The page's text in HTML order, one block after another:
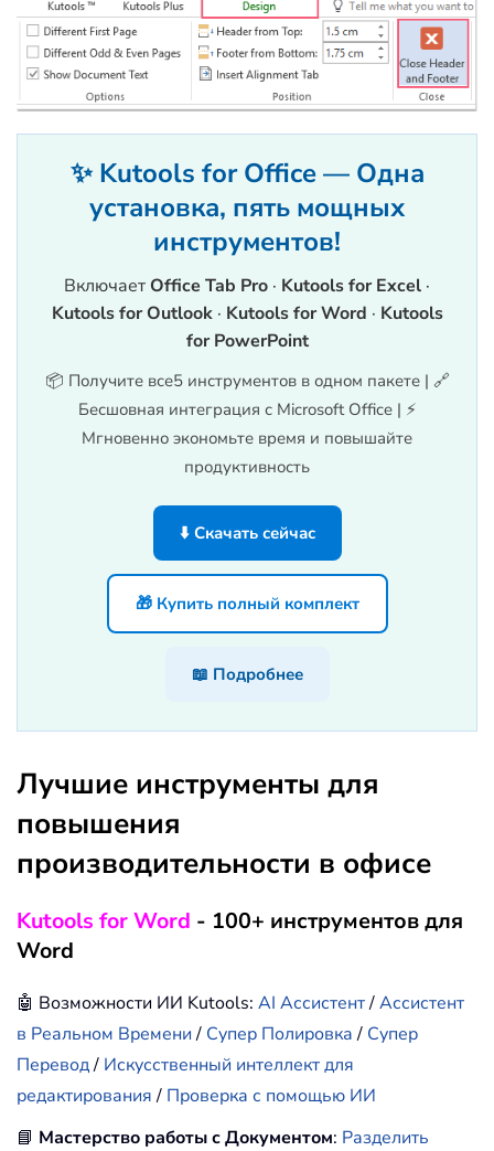
✨ Kutools for Office — Одна
установка, пять мощных
инструментов!
ВключаетOffice Tab Pro · Kutools for Excel ·
Kutools for Outlook· Kutools for Word · Kutools
for PowerPoint
📦 Получите все5 инструментов в одном пакете | 🔗
Бесшовная интеграция с Microsoft Office | ⚡
Мгновенно экономьте время и повышайте
продуктивность
⬇️ Скачать сейчас
🎁 Купить полный комплект
📖 Подробнее
Лучшие инструменты для
повышения
производительности в офисе
Kutools for Word - 100+ инструментов для
Word
🤖 Возможности ИИ Kutools: AI Ассистент/Ассистент
в Реальном Времени/ Супер Полировка/ Супер
Перевод/ Искусственный интеллект для
редактирования/ Проверка с помощью ИИ
📘 Мастерство работы с Документом: Разделить